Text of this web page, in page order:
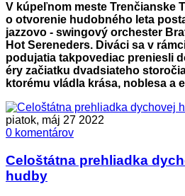
V kúpeľnom meste Trenčianske
o otvorenie hudobného leta
jazzovo - swingový orchester
Hot Sereneders. Diváci sa v
podujatia takpovediac preniesli
éry začiatku dvadsiateho
ktorému vládla krása, noblesa a
piatok, máj 27 2022
0 komentárov
Celoštátna prehliadka
hudby